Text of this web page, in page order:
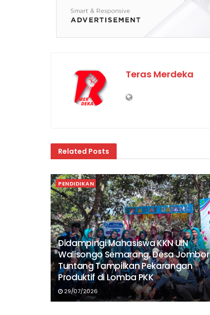
Teras Merdeka
Related Posts
PENDIDIKAN
Didampingi Mahasiswa KKN UIN
Walisongo Semarang, Desa Jombor
Tuntang Tampilkan Pekarangan
Produktif di Lomba PKK
29/07/2026